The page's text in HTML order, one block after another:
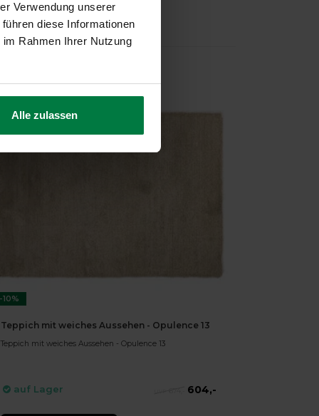
Verwendung unserer
diese Informationen
Rahmen Ihrer Nutzung
Alle zulassen
-10%
Teppich mit weiches Aussehen - Opulence 13
Teppich mit weiches Aussehen - Opulence 13
auf Lager 604,-